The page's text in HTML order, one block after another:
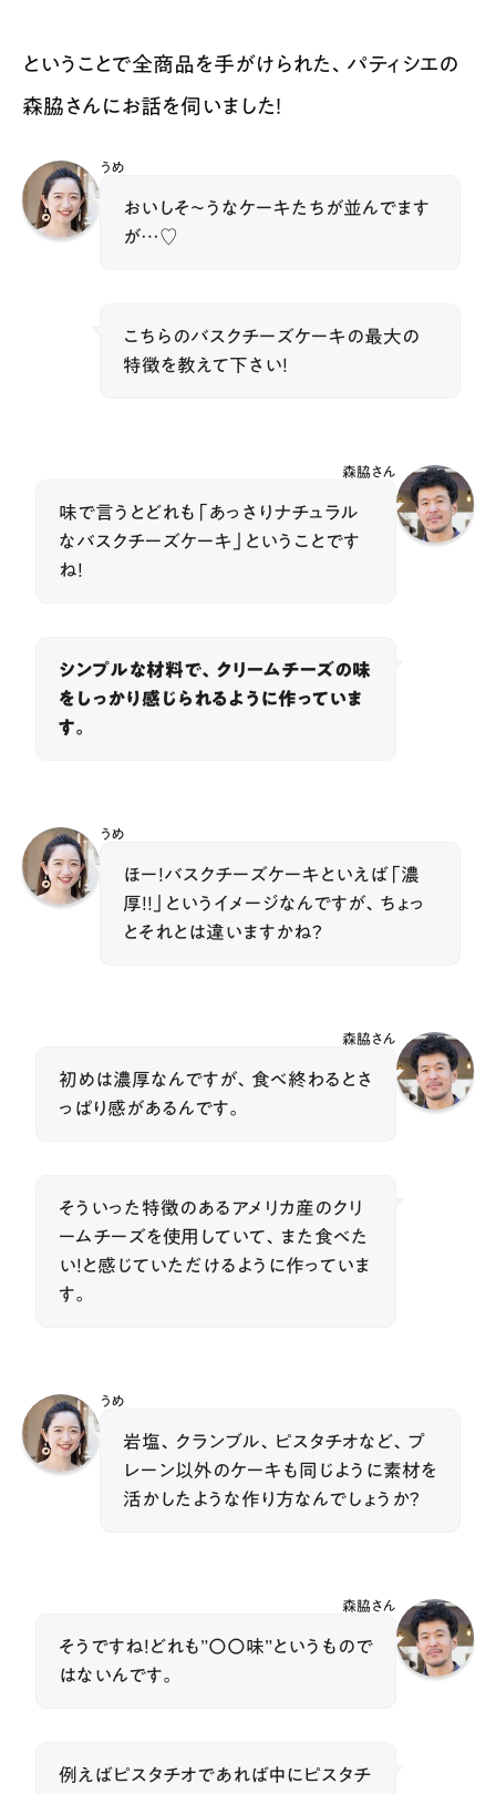
ということで全商品を手がけられた、パティシエの
森脇さんにお話を伺いました！
うめ
おいしそ〜うなケーキたちが並んでます
が…♡
こちらのバスクチーズケーキの最大の
特徴を教えて下さい！
森脇さん
味で言うとどれも「あっさりナチュラル
なバスクチーズケーキ」ということです
ね！
シンプルな材料で、クリームチーズの味
をしっかり感じられるように作っていま
す。
うめ
ほー！バスクチーズケーキといえば「濃
厚！！」というイメージなんですが、ちょっ
とそれとは違いますかね？
森脇さん
初めは濃厚なんですが、食べ終わるとさ
っぱり感があるんです。
そういった特徴のあるアメリカ産のクリ
ームチーズを使用していて、また食べた
い！と感じていただけるように作っていま
す。
うめ
岩塩、クランブル、ピスタチオなど、プ
レーン以外のケーキも同じように素材を
活かしたような作り方なんでしょうか？
森脇さん
そうですね！どれも”〇〇味”というもので
はないんです。
例えばピスタチオであれば中にピスタチ